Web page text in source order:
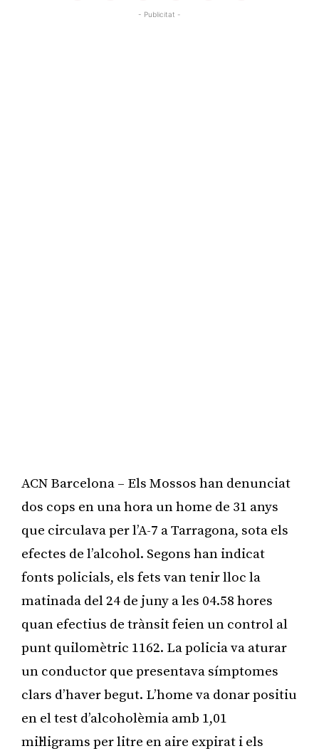
- Publicitat -
ACN Barcelona – Els Mossos han denunciat
dos cops en una hora un home de 31 anys
que circulava per l’A-7 a Tarragona, sota els
efectes de l’alcohol. Segons han indicat
fonts policials, els fets van tenir lloc la
matinada del 24 de juny a les 04.58 hores
quan efectius de trànsit feien un control al
punt quilomètric 1162. La policia va aturar
un conductor que presentava símptomes
clars d’haver begut. L’home va donar positiu
en el test d’alcoholèmia amb 1,01
mil·ligrams per litre en aire expirat i els